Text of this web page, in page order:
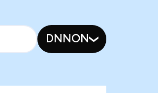
DNNON